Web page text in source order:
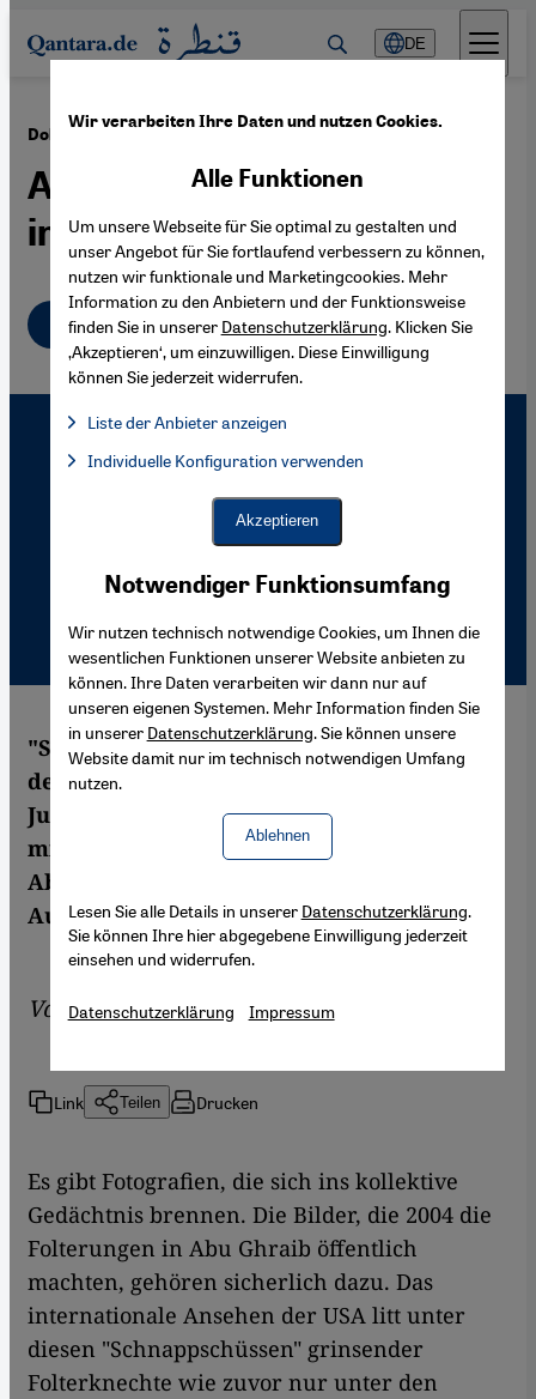
Direkt zum Inhalt springen
DE
Dokumentarfilm "Standard Operation Procedure" ·24.02.2008
Abu Ghraib als medial
inszenierter Kriminalfall
Deutsch
"Standard Operation Procedure" hat bei
der diesjährigen Berlinale den Preis der
Jury gewonnen. Der Film beschäftigt sich
mit den Hintergründen der Folterungen in
Abu Ghraib. Das Ergebnis dieser filmischen
Aufarbeitung ist jedoch zwiespältig.
VonAriana Mirza
Link Teilen Drucken
​​Es gibt Fotografien, die sich ins kollektive
Gedächtnis brennen. Die Bilder, die 2004 die
Folterungen in Abu Ghraib öffentlich
machten, gehören sicherlich dazu. Das
internationale Ansehen der USA litt unter
diesen "Schnappschüssen" grinsender
Folterknechte wie zuvor nur unter den
Wir verarbeiten Ihre Daten und nutzen Cookies.
Notwendiger Funktionsumfang
Wir nutzen technisch notwendige Cookies, um Ihnen die
wesentlichen Funktionen unserer Website anbieten zu
können. Ihre Daten verarbeiten wir dann nur auf
unseren eigenen Systemen. Mehr Information finden Sie
in unserer Datenschutzerklärung. Sie können unsere
Website damit nur im technisch notwendigen Umfang
nutzen.
Ablehnen
Alle Funktionen
Um unsere Webseite für Sie optimal zu gestalten und
unser Angebot für Sie fortlaufend verbessern zu können,
nutzen wir funktionale und Marketingcookies. Mehr
Information zu den Anbietern und der Funktionsweise
finden Sie in unserer Datenschutzerklärung. Klicken Sie
‚Akzeptieren‘, um einzuwilligen. Diese Einwilligung
können Sie jederzeit widerrufen.
Liste der Anbieter anzeigen
Facebook Embed / Facebook Connect, Google Maps Embed,
Facebook Embed / Facebook Connect
Google Maps Embed
Individuelle Konfiguration verwenden
Akzeptieren
Lesen Sie alle Details in unserer Datenschutzerklärung.
Sie können Ihre hier abgegebene Einwilligung jederzeit
einsehen und widerrufen.
Datenschutzerklärung Impressum